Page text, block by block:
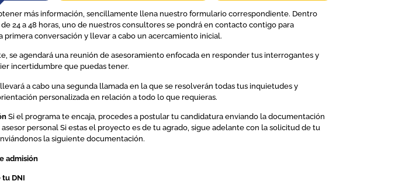
más información, sencillamente llena nuestro formulario correspondiente. Dentro
24 a 48 horas, uno de nuestros consultores se pondrá en contacto contigo para
primera conversación y llevar a cabo un acercamiento inicial.
se agendará una reunión de asesoramiento enfocada en responder tus interrogantes y
incertidumbre que puedas tener.
a cabo una segunda llamada en la que se resolverán todas tus inquietudes y
personalizada en relación a todo lo que requieras.
Si el programa te encaja, procedes a postular tu candidatura enviando la documentación
personal Si estas el proyecto es de tu agrado, sigue adelante con la solicitud de tu
la siguiente documentación.
admisión
tu DNI